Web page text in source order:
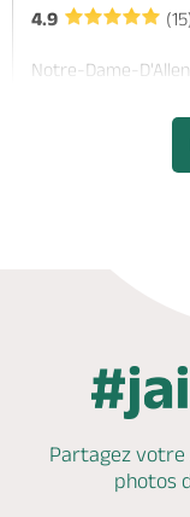
4.9
Notre-Dame-
Partagez votre
photos